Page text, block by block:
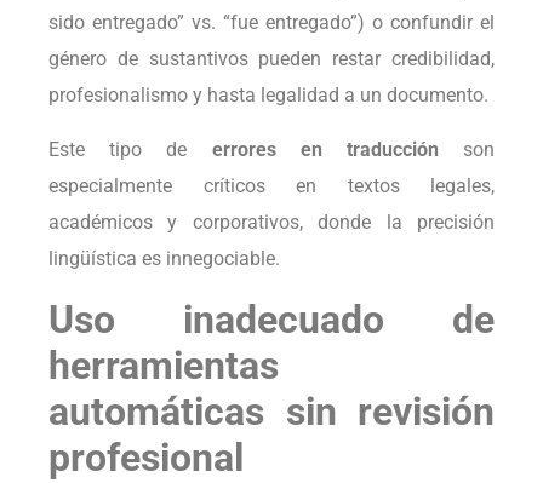
sido entregado” vs. “fue entregado”) o confundir el
género de sustantivos pueden restar credibilidad,
profesionalismo y hasta legalidad a un documento.
Este tipo de errores en traducción son
especialmente críticos en textos legales,
académicos y corporativos, donde la precisión
lingüística es innegociable.
Uso inadecuado de
herramientas
automáticas sin revisión
profesional